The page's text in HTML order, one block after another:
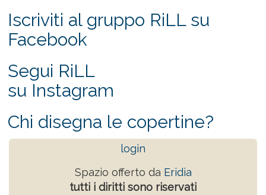
Iscriviti al gruppo RiLL su
Facebook
Segui RiLL
su Instagram
Chi disegna le copertine?
login
Spazio offerto da Eridia
tutti i diritti sono riservati